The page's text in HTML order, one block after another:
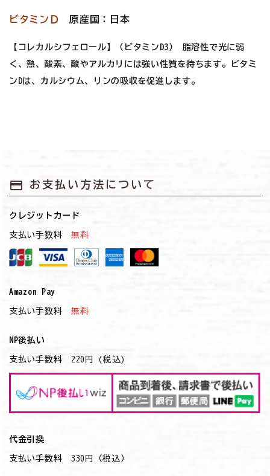
ビタミンＤ 原産国：日本
【コレカルシフェロール】（ビタミンD3） 脂溶性で光に弱
く、熱、酸素、酸やアルカリには強い性質を持ちます。ビタミ
ンDは、カルシウム、リンの吸収を促進します。
payment お支払い方法について
クレジットカード
支払い手数料 無料
Amazon Pay
支払い手数料 無料
NP後払い
支払い手数料 220円 (税込)
代金引換
支払い手数料 330円（税込）